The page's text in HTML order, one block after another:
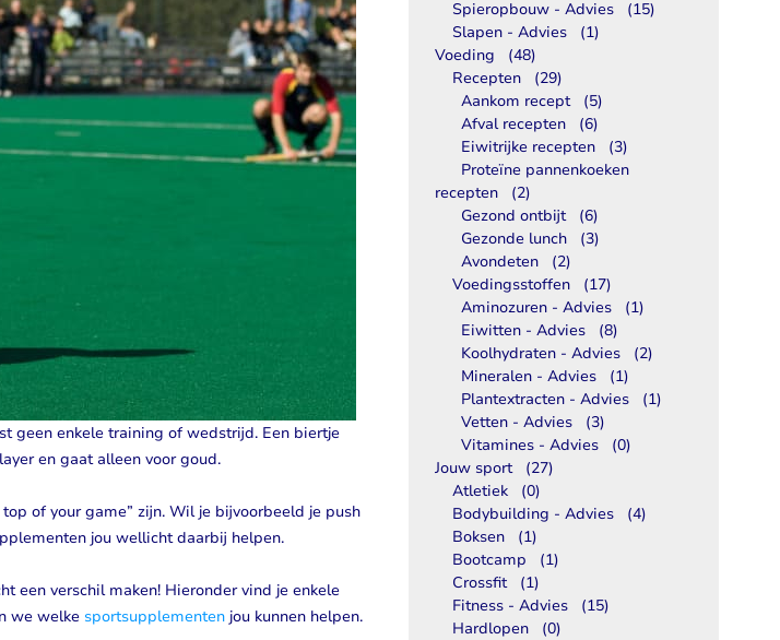
Omega
Vitamine D
Bekijk alles
Libido
Bekijk alles
Spieropbouw - Advies
(15)
Slapen - Advies
(1)
Voeding
(48)
Recepten
(29)
Aankom recept
(5)
Afval recepten
(6)
Eiwitrijke recepten
(3)
Proteïne pannenkoeken
recepten
(2)
Gezond ontbijt
(6)
Gezonde lunch
(3)
Avondeten
(2)
Voedingsstoffen
(17)
Aminozuren - Advies
(1)
Eiwitten - Advies
(8)
Koolhydraten - Advies
(2)
Mineralen - Advies
(1)
Plantextracten - Advies
(1)
Vetten - Advies
(3)
Vitamines - Advies
(0)
Jouw sport
(27)
Atletiek
(0)
Bodybuilding - Advies
(4)
Boksen
(1)
Bootcamp
(1)
Crossfit
(1)
Fitness - Advies
(15)
Hardlopen
(0)
geen enkele training of wedstrijd. Een biertje
en gaat alleen voor goud.
of your game” zijn. Wil je bijvoorbeeld je push
jou wellicht daarbij helpen.
een verschil maken! Hieronder vind je enkele
we welke sportsupplementen jou kunnen helpen.